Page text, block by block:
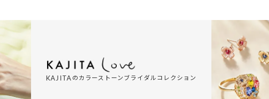
KAJITAのカラーストーンブライダルコレクション